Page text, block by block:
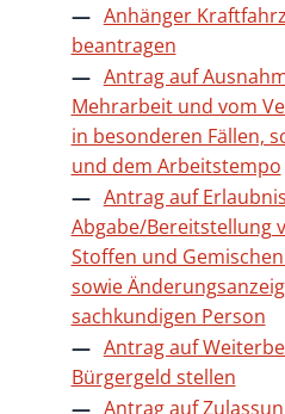
Anhänger
beantragen
Antrag auf
Mehrarbeit und vom
in besonderen Fällen,
und dem Arbeitstempo
Antrag auf
Abgabe/Bereitstellung
Stoffen und
sowie
sachkundigen Person
Antrag auf
Bürgergeld stellen
Antrag auf